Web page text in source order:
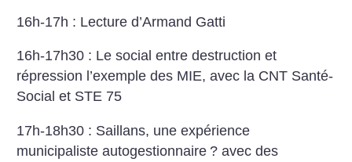
16h-17h : Lecture d’Armand Gatti
16h-17h30 : Le social entre destruction et
répression l’exemple des MIE, avec la CNT Santé-
Social et STE 75
17h-18h30 : Saillans, une expérience
municipaliste autogestionnaire ? avec des